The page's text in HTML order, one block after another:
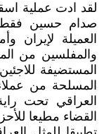
لقد ادت عملية
صدام حسين
العميلة لإيران
والمفلسين من
المستضيفة
المسلحة من
العراقي تحت
القضاء مطيعا